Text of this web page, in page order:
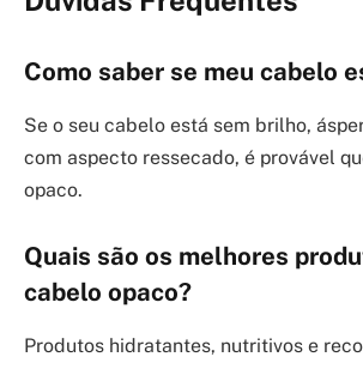
Como saber se meu cabelo
Se o seu cabelo está sem brilho,
com aspecto ressecado, é provável
opaco.
Quais são os melhores
cabelo opaco?
Produtos hidratantes, nutritivos e